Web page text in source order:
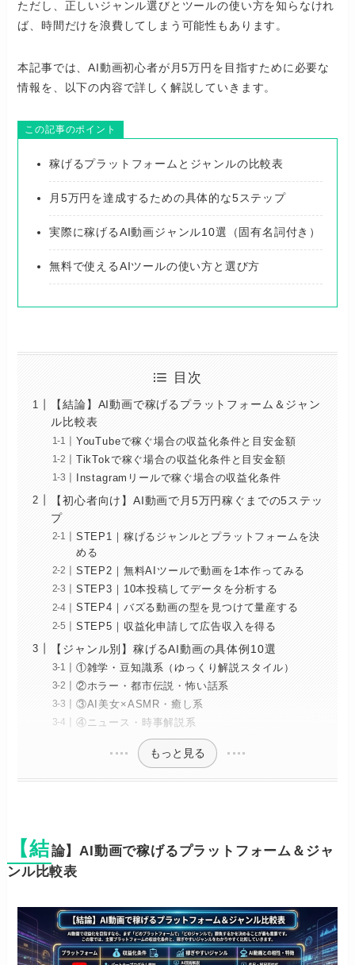
ただし、正しいジャンル選びとツールの使い方を知らなけれ
ば、時間だけを浪費してしまう可能性もあります。
本記事では、AI動画初心者が月5万円を目指すために必要な
情報を、以下の内容で詳しく解説していきます。
この記事のポイント
稼げるプラットフォームとジャンルの比較表
月5万円を達成するための具体的な5ステップ
実際に稼げるAI動画ジャンル10選（固有名詞付き）
無料で使えるAIツールの使い方と選び方
目次
【結論】AI動画で稼げるプラットフォーム＆ジャン
ル比較表
YouTubeで稼ぐ場合の収益化条件と目安金額
TikTokで稼ぐ場合の収益化条件と目安金額
Instagramリールで稼ぐ場合の収益化条件
【初心者向け】AI動画で月5万円稼ぐまでの5ステッ
プ
STEP1｜稼げるジャンルとプラットフォームを決
める
STEP2｜無料AIツールで動画を1本作ってみる
STEP3｜10本投稿してデータを分析する
STEP4｜バズる動画の型を見つけて量産する
STEP5｜収益化申請して広告収入を得る
【ジャンル別】稼げるAI動画の具体例10選
①雑学・豆知識系（ゆっくり解説スタイル）
②ホラー・都市伝説・怖い話系
③AI美女×ASMR・癒し系
④ニュース・時事解説系
もっと見る
【結論】AI動画で稼げるプラットフォーム＆ジャ
ンル比較表